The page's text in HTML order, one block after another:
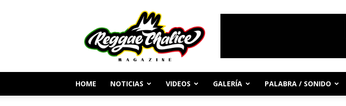
Periodismo
y
Cultura
Reggae
HOME NOTICIAS VIDEOS GALERÍA PALABRA / SONIDO